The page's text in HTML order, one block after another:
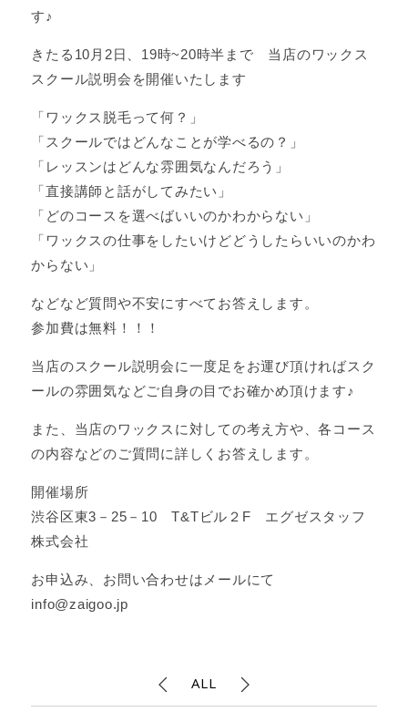
す♪
きたる10月2日、19時~20時半まで 当店のワックス
スクール説明会を開催いたします
「ワックス脱毛って何？」
「スクールではどんなことが学べるの？」
「レッスンはどんな雰囲気なんだろう」
「直接講師と話がしてみたい」
「どのコースを選べばいいのかわからない」
「ワックスの仕事をしたいけどどうしたらいいのかわ
からない」
などなど質問や不安にすべてお答えします。
参加費は無料！！！
当店のスクール説明会に一度足をお運び頂ければスク
ールの雰囲気などご自身の目でお確かめ頂けます♪
また、当店のワックスに対しての考え方や、各コース
の内容などのご質問に詳しくお答えします。
開催場所
渋谷区東3－25－10 T&Tビル２F エグゼスタッフ
株式会社
お申込み、お問い合わせはメールにて
info@zaigoo.jp
ALL